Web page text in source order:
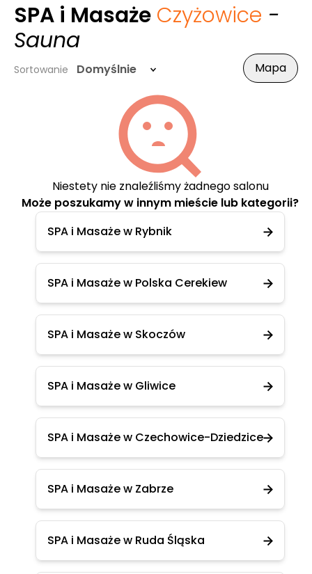
SPA i Masaże Czyżowice -
Sauna
Sortowanie Domyślnie Mapa
Niestety nie znaleźliśmy żadnego salonu
Może poszukamy w innym mieście lub kategorii?
SPA i Masaże w Rybnik
SPA i Masaże w Polska Cerekiew
SPA i Masaże w Skoczów
SPA i Masaże w Gliwice
SPA i Masaże w Czechowice-Dziedzice
SPA i Masaże w Zabrze
SPA i Masaże w Ruda Śląska